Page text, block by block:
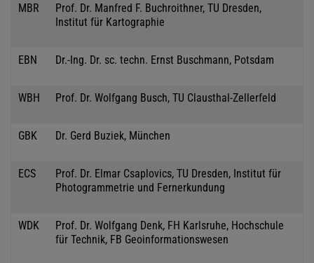
MBR
Prof. Dr. Manfred F. Buchroithner, TU Dresden,
Institut für Kartographie
EBN Dr.-Ing. Dr. sc. techn. Ernst Buschmann, Potsdam
WBH Prof. Dr. Wolfgang Busch, TU Clausthal-Zellerfeld
GBK Dr. Gerd Buziek, München
ECS
Prof. Dr. Elmar Csaplovics, TU Dresden, Institut für
Photogrammetrie und Fernerkundung
WDK
Prof. Dr. Wolfgang Denk, FH Karlsruhe, Hochschule
für Technik, FB Geoinformationswesen